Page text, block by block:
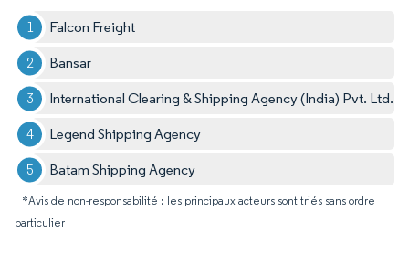
Falcon Freight
Bansar
International Clearing & Shipping Agency (India) Pvt. Ltd.
Legend Shipping Agency
Batam Shipping Agency
*Avis de non-responsabilité : les principaux acteurs sont triés sans ordre
particulier